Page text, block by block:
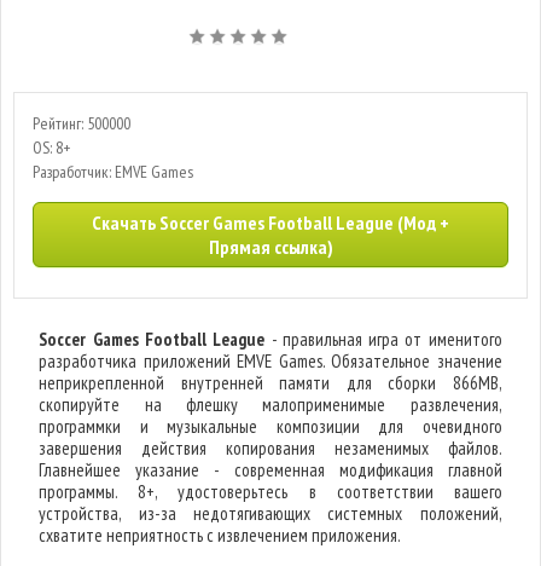
Рейтинг: 500000
OS: 8+
Разработчик: EMVE Games
Скачать Soccer Games Football League (Мод +
Прямая ссылка)
Soccer Games Football League - правильная игра от именитого
разработчика приложений EMVE Games. Обязательное значение
неприкрепленной внутренней памяти для сборки 866MB,
скопируйте на флешку малоприменимые развлечения,
программки и музыкальные композиции для очевидного
завершения действия копирования незаменимых файлов.
Главнейшее указание - современная модификация главной
программы. 8+, удостоверьтесь в соответствии вашего
устройства, из-за недотягивающих системных положений,
схватите неприятность с извлечением приложения.